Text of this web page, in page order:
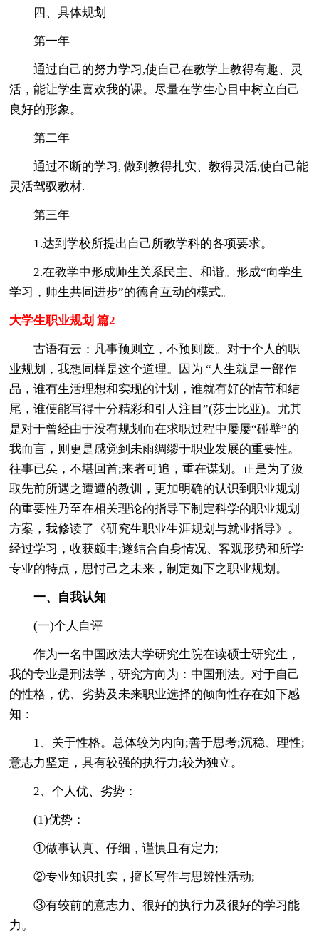
四、具体规划
第一年
通过自己的努力学习,使自己在教学上教得有趣、灵
活，能让学生喜欢我的课。尽量在学生心目中树立自己
良好的形象。
第二年
通过不断的学习, 做到教得扎实、教得灵活,使自己能
灵活驾驭教材.
第三年
1.达到学校所提出自己所教学科的各项要求。
2.在教学中形成师生关系民主、和谐。形成“向学生
学习，师生共同进步”的德育互动的模式。
大学生职业规划 篇2
古语有云：凡事预则立，不预则废。对于个人的职
业规划，我想同样是这个道理。因为 “人生就是一部作
品，谁有生活理想和实现的计划，谁就有好的情节和结
尾，谁便能写得十分精彩和引人注目”(莎士比亚)。尤其
是对于曾经由于没有规划而在求职过程中屡屡“碰壁”的
我而言，则更是感觉到未雨绸缪于职业发展的重要性。
往事已矣，不堪回首;来者可追，重在谋划。正是为了汲
取先前所遇之遭遭的教训，更加明确的认识到职业规划
的重要性乃至在相关理论的指导下制定科学的职业规划
方案，我修读了《研究生职业生涯规划与就业指导》。
经过学习，收获颇丰;遂结合自身情况、客观形势和所学
专业的特点，思忖己之未来，制定如下之职业规划。
一、自我认知
(一)个人自评
作为一名中国政法大学研究生院在读硕士研究生，
我的专业是刑法学，研究方向为：中国刑法。对于自己
的性格，优、劣势及未来职业选择的倾向性存在如下感
知：
1、关于性格。总体较为内向;善于思考;沉稳、理性;
意志力坚定，具有较强的执行力;较为独立。
2、个人优、劣势：
(1)优势：
①做事认真、仔细，谨慎且有定力;
②专业知识扎实，擅长写作与思辨性活动;
③有较前的意志力、很好的执行力及很好的学习能
力。